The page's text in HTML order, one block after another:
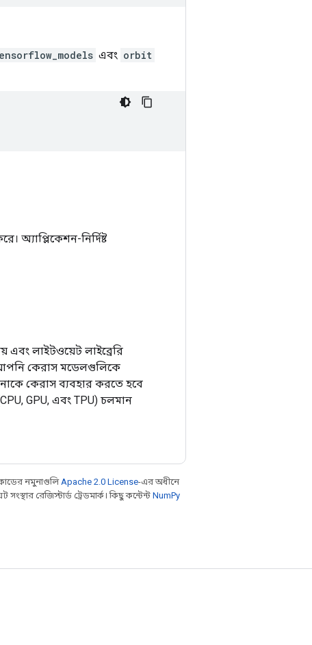
এবং orbit
অ্যাপ্লিকেশন-নির্দিষ্ট
লাইটওয়েট লাইব্রেরি
কেরাস মডেলগুলিকে
কেরাস ব্যবহার করতে হবে
GPU, এবং TPU) চলমান
নমুনাগুলিApache 2.0 License-এর অধীনে
রেজিস্টার্ড ট্রেডমার্ক। কিছু কন্টেন্ট NumPy